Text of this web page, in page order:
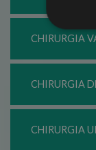
CHIRURGIA
CHIRURGIA
CHIRURGIA